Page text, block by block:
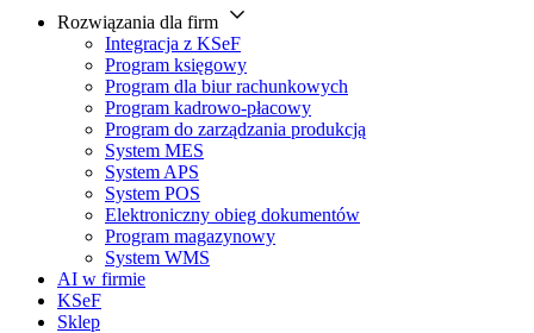
Rozwiązania dla firm
Integracja z KSeF
Program księgowy
Program dla biur rachunkowych
Program kadrowo-płacowy
Program do zarządzania produkcją
System MES
System APS
System POS
Elektroniczny obieg dokumentów
Program magazynowy
System WMS
AI w firmie
KSeF
Sklep